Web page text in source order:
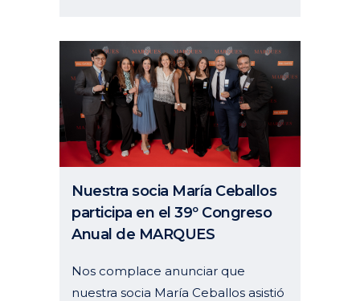
Nuestra socia María Ceballos
participa en el 39º Congreso
Anual de MARQUES
Nos complace anunciar que
nuestra socia María Ceballos asistió